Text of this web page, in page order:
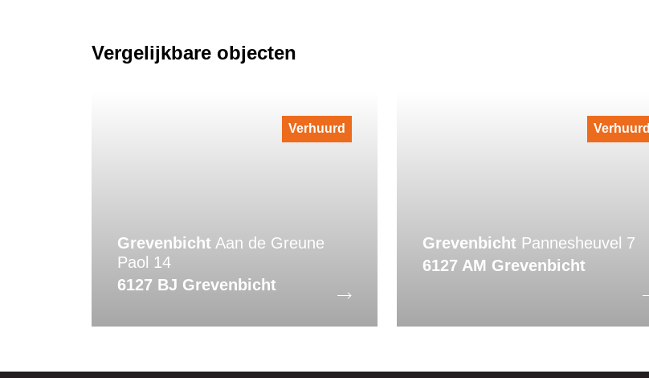
Vergelijkbare objecten
Grevenbicht Aan de Greune
Paol 14
6127 BJ Grevenbicht
Verhuurd
Grevenbicht Pannesheuvel 7
6127 AM Grevenbicht
Verhuurd